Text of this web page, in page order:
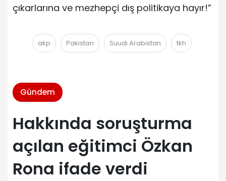
çıkarlarına ve mezhepçi dış politikaya hayır!”
akp Pakistan Suudi Arabistan tkh
Gündem
Hakkında soruşturma
açılan eğitimci Özkan
Rona ifade verdi